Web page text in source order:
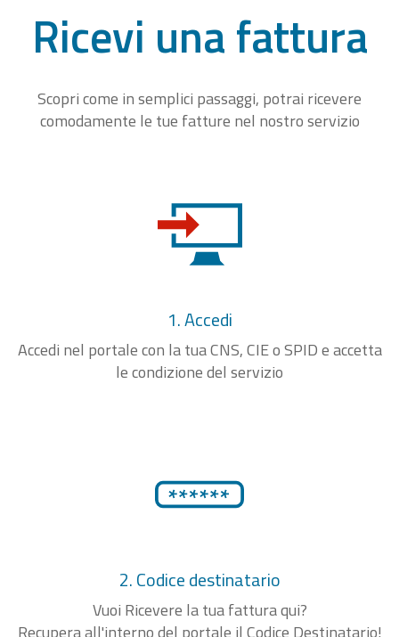
Ricevi una fattura
Scopri come in semplici passaggi, potrai ricevere
comodamente le tue fatture nel nostro servizio
1. Accedi
Accedi nel portale con la tua CNS, CIE o SPID e accetta
le condizione del servizio
2. Codice destinatario
Vuoi Ricevere la tua fattura qui?
Recupera all'interno del portale il Codice Destinatario!